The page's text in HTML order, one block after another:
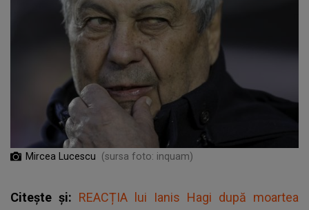
Mircea Lucescu (sursa foto: inquam)
Citește și: REACȚIA lui Ianis Hagi după moartea